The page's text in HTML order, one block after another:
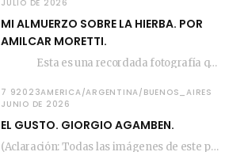
JULIO DE 2026
MI ALMUERZO SOBRE LA HIERBA. POR
AMILCAR MORETTI.
Esta es una recordada fotografía que registré…
7 92023AMERICA/ARGENTINA/BUENOS_AIRES
JUNIO DE 2026
EL GUSTO. GIORGIO AGAMBEN.
(Aclaración: Todas las imágenes de este posteo fueron tomadas de Bloghemia.com, y todos los…